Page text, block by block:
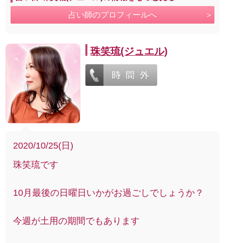
占い師のプロフィールへ
珠笑琉(ジュエル)
2020/10/25(日)
珠笑琉です
10月最後の日曜日いかがお過ごしでしょうか？
今週が土用の期間でもあります